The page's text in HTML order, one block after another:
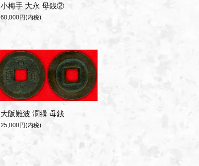
小梅手 大永 母銭②
60,000円(内税)
大阪難波 濶縁 母銭
25,000円(内税)